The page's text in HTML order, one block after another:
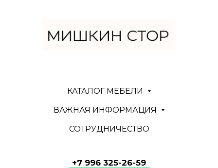
КАТАЛОГ МЕБЕЛИ
ВАЖНАЯ ИНФОРМАЦИЯ
СОТРУДНИЧЕСТВО
+7 996 325-26-59